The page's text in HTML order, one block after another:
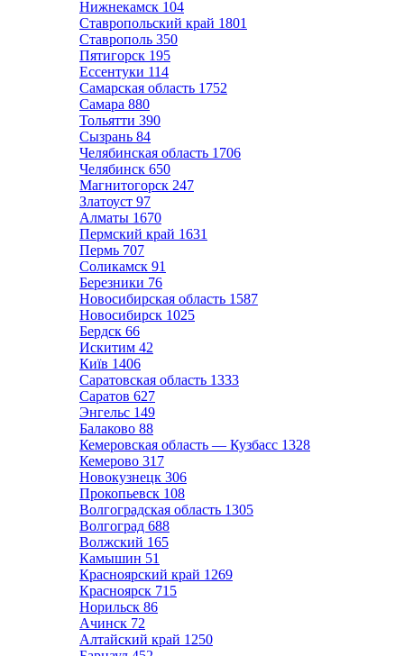
Нижнекамск 104
Ставропольский край 1801
Ставрополь 350
Пятигорск 195
Ессентуки 114
Самарская область 1752
Самара 880
Тольятти 390
Сызрань 84
Челябинская область 1706
Челябинск 650
Магнитогорск 247
Златоуст 97
Алматы 1670
Пермский край 1631
Пермь 707
Соликамск 91
Березники 76
Новосибирская область 1587
Новосибирск 1025
Бердск 66
Искитим 42
Київ 1406
Саратовская область 1333
Саратов 627
Энгельс 149
Балаково 88
Кемеровская область — Кузбасс 1328
Кемерово 317
Новокузнецк 306
Прокопьевск 108
Волгоградская область 1305
Волгоград 688
Волжский 165
Камышин 51
Красноярский край 1269
Красноярск 715
Норильск 86
Ачинск 72
Алтайский край 1250